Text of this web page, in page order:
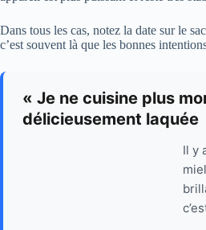
Dans tous les cas, notez la date sur le
c’est souvent là que les bonnes
« Je ne cuisine plus
délicieusement laquée
Il y